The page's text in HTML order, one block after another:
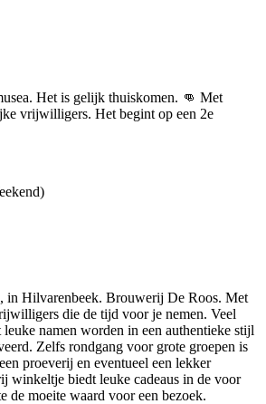
Het is gelijk thuiskomen. 👊 Met
vrijwilligers. Het begint op een 2e
in Hilvarenbeek. Brouwerij De Roos. Met
die de tijd voor je nemen. Veel
namen worden in een authentieke stijl
Zelfs rondgang voor grote groepen is
proeverij en eventueel een lekker
winkeltje biedt leuke cadeaus in de voor
de moeite waard voor een bezoek.